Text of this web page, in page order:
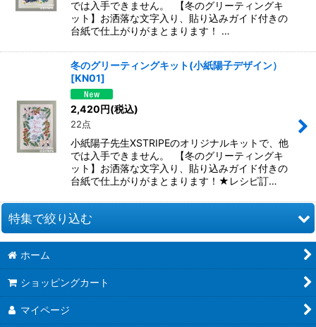
では入手できません。 【冬のグリーティングキ
ット】お洒落な文字入り、貼り込みガイド付きの
台紙で仕上がりがまとまります！ …
冬のグリーティングキット(小紙陽子デザイン）
[KN01]
2,420円(税込)
22点
小紙陽子先生XSTRIPEのオリジナルキットで、他
では入手できません。 【冬のグリーティングキ
ット】お洒落な文字入り、貼り込みガイド付きの
台紙で仕上がりがまとまります！★レシピ訂…
特集で絞り込む
お道具類
クイリングキット
ペーパー類
ホーム
ショッピングカート
マイページ